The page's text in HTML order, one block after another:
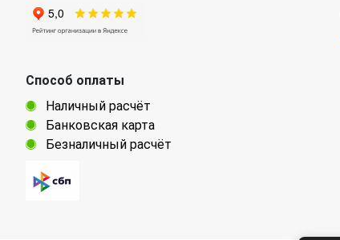
Способ оплаты
Наличный расчёт
Банковская карта
Безналичный расчёт